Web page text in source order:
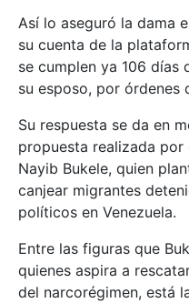
Así lo aseguró la dama
su cuenta de la
se cumplen ya 106 días
su esposo, por órdenes
Su respuesta se da en
propuesta realizada por
Nayib Bukele, quien
canjear migrantes
políticos en Venezuela.
Entre las figuras que
quienes aspira a
del narcorégimen, está